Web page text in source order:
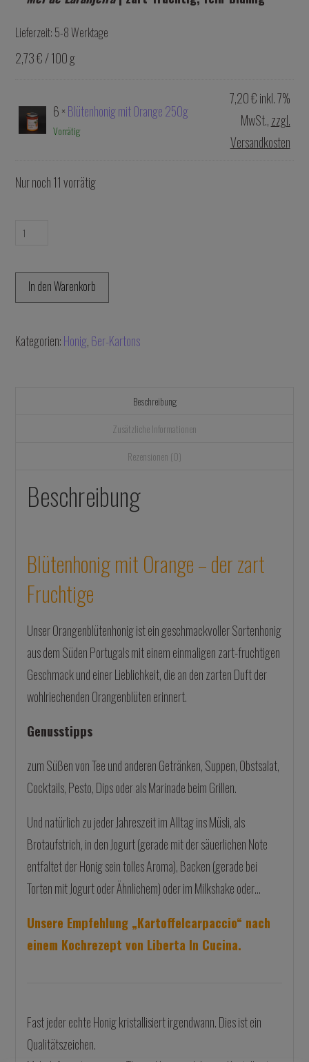
Lieferzeit: 5-8 Werktage
2,73 € / 100 g
6 ×Blütenhonig mit Orange 250g
Vorrätig
7,20€inkl. 7%
MwSt.,zzgl.
Versandkosten
Nur noch 11 vorrätig
6x
mit
Orange
Menge
In den Warenkorb
Kategorien:Honig,6er-Kartons
Beschreibung
Zusätzliche Informationen
Rezensionen (0)
Beschreibung
Blütenhonig mit Orange – der zart
Fruchtige
Unser Orangenblütenhonig ist ein geschmackvoller Sortenhonig
aus dem Süden Portugals mit einem einmaligen zart-fruchtigen
Geschmack und einer Lieblichkeit, die an den zarten Duft der
wohlriechenden Orangenblüten erinnert.
Genusstipps
zum Süßen von Tee und anderen Getränken, Suppen, Obstsalat,
Cocktails, Pesto, Dips oder als Marinade beim Grillen.
Und natürlich zu jeder Jahreszeit im Alltag ins Müsli, als
Brotaufstrich, in den Jogurt (gerade mit der säuerlichen Note
entfaltet der Honig sein tolles Aroma), Backen (gerade bei
Torten mit Jogurt oder Ähnlichem)oder im Milkshake oder…
Unsere Empfehlung „Kartoffelcarpaccio“ nach
einem Kochrezept von Liberta In Cucina.
Fast jeder echte Honig kristallisiert irgendwann. Dies ist ein
Qualitätszeichen.